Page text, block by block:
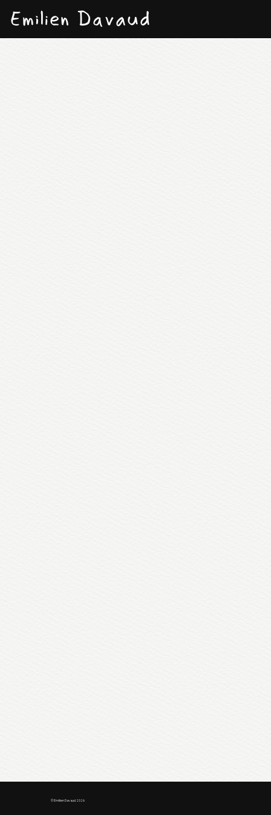
Emilien Davaud
© Emilien Davaud 2026